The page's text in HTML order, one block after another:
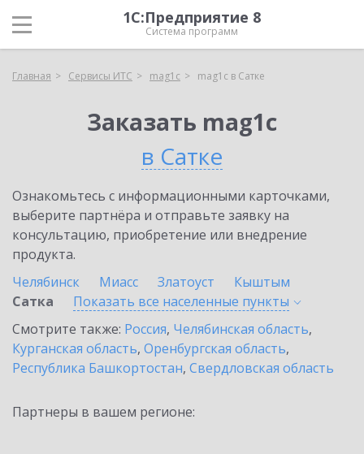
1С:Предприятие 8
Система программ
Главная Сервисы ИТС mag1c mag1c в Сатке
Заказать mag1c
в Сатке
Ознакомьтесь с информационными карточками,
выберите партнёра и отправьте заявку на
консультацию, приобретение или внедрение
продукта.
Челябинск
Миасс Златоуст
Кыштым
Сатка
Показать все населенные пункты
Смотрите также: Россия, Челябинская область,
Курганская область, Оренбургская область,
Республика Башкортостан, Свердловская область
Партнеры в вашем регионе: